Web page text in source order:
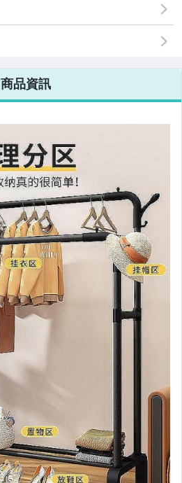
商品資訊